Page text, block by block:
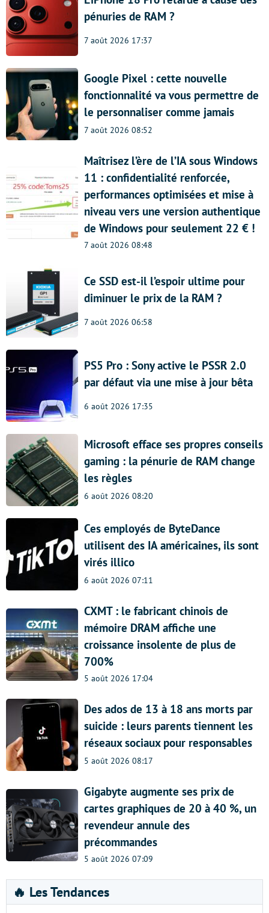
pénuries de RAM ?
7 août 2026 17:37
Google Pixel : cette nouvelle
fonctionnalité va vous permettre de
le personnaliser comme jamais
7 août 2026 08:52
Maîtrisez l’ère de l’IA sous Windows
11 : confidentialité renforcée,
performances optimisées et mise à
niveau vers une version authentique
de Windows pour seulement 22 € !
7 août 2026 08:48
Ce SSD est-il l’espoir ultime pour
diminuer le prix de la RAM ?
7 août 2026 06:58
PS5 Pro : Sony active le PSSR 2.0
par défaut via une mise à jour bêta
6 août 2026 17:35
Microsoft efface ses propres conseils
gaming : la pénurie de RAM change
les règles
6 août 2026 08:20
Ces employés de ByteDance
utilisent des IA américaines, ils sont
virés illico
6 août 2026 07:11
CXMT : le fabricant chinois de
mémoire DRAM affiche une
croissance insolente de plus de
700%
5 août 2026 17:04
Des ados de 13 à 18 ans morts par
suicide : leurs parents tiennent les
réseaux sociaux pour responsables
5 août 2026 08:17
Gigabyte augmente ses prix de
cartes graphiques de 20 à 40 %, un
revendeur annule des
précommandes
5 août 2026 07:09
🔥 Les Tendances